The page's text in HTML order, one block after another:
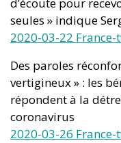
d’écoute pour
seules » indique
2020-03-22
Des paroles
vertigineux » : les
répondent à la
coronavirus
2020-03-26